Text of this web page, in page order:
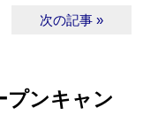
次の記事 »
ンキャン